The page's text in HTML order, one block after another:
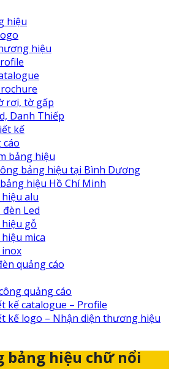
hiệu
hiệu
rơi, tờ gấp
Danh Thiếp
kế
cáo
bảng hiệu
bảng hiệu tại Bình Dương
hiệu Hồ Chí Minh
alu
Led
gỗ
mica
inox
quảng cáo
quảng cáo
kế catalogue – Profile
kế logo – Nhận diện thương hiệu
bảng hiệu chữ nổi